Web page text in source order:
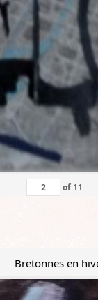
of 11
Bretonnes en